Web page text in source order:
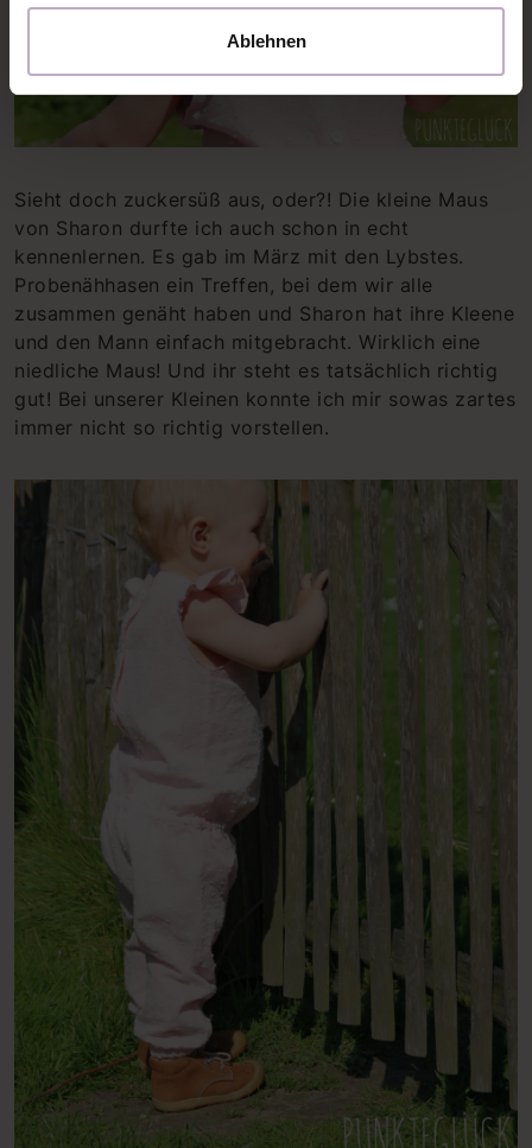
Ablehnen
Sieht doch zuckersüß aus, oder?! Die kleine Maus
von Sharon durfte ich auch schon in echt
kennenlernen. Es gab im März mit den Lybstes.
Probenähhasen ein Treffen, bei dem wir alle
zusammen genäht haben und Sharon hat ihre Kleene
und den Mann einfach mitgebracht. Wirklich eine
niedliche Maus! Und ihr steht es tatsächlich richtig
gut! Bei unserer Kleinen konnte ich mir sowas zartes
immer nicht so richtig vorstellen.